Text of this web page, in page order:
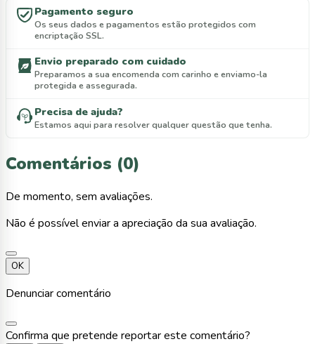
Pagamento seguro
Os seus dados e pagamentos estão protegidos com
encriptação SSL.
Envio preparado com cuidado
Preparamos a sua encomenda com carinho e enviamo-la
protegida e assegurada.
Precisa de ajuda?
Estamos aqui para resolver qualquer questão que tenha.
Comentários (0)
De momento, sem avaliações.
Não é possível enviar a apreciação da sua avaliação.
OK
Denunciar comentário
Confirma que pretende reportar este comentário?